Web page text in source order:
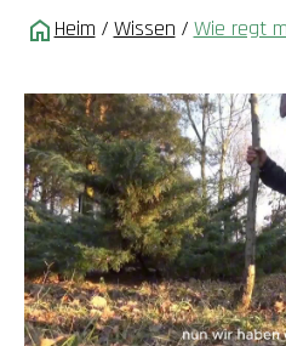
Heim / Wissen / Wie regt